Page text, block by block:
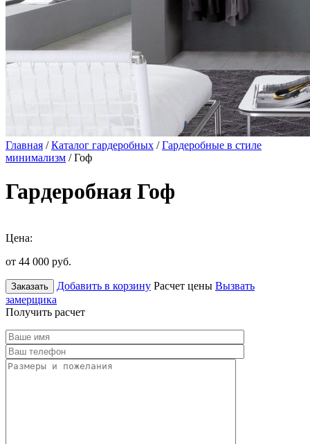
Главная /Каталог гардеробных /Гардеробные в стиле
минимализм / Гоф
Гардеробная Гоф
Цена:
от 44 000 руб.
Заказать Добавить в корзину Расчет цены Вызвать
замерщика
Получить расчет